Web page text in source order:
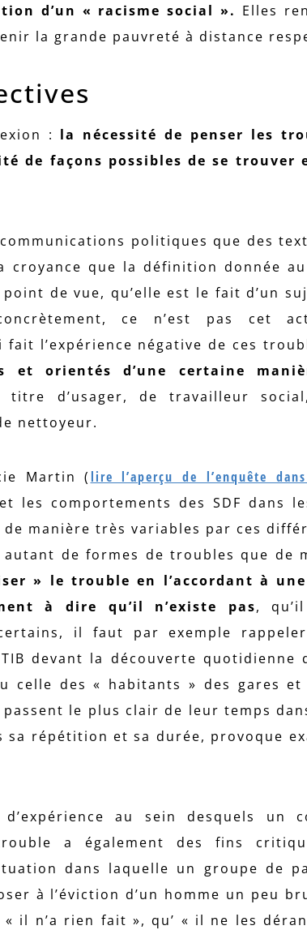
d’un « racisme social ». Elles
la grande pauvreté à distance
: la nécessité de penser les
de façons possibles de se trouver
politiques que des
que la définition donnée
de vue, qu’elle est le fait d’un
ce n’est pas cet
l’expérience négative de ces
et orientés d’une certaine
d’usager, de travailleur
nettoyeur.
Martin ( lire l’aperçu de l’enquête
les comportements des SDF dans
manière très variables par ces
de formes de troubles que de
» le trouble en l’accordant à
à dire qu’il n’existe pas,
il faut par exemple rappeler
devant la découverte quotidienne
celle des « habitants » des gares et
le plus clair de leur temps
répétition et sa durée, provoque
au sein desquels un
a également des fins
dans laquelle un groupe de
à l’éviction d’un homme un peu
il n’a rien fait », qu’ « il ne les